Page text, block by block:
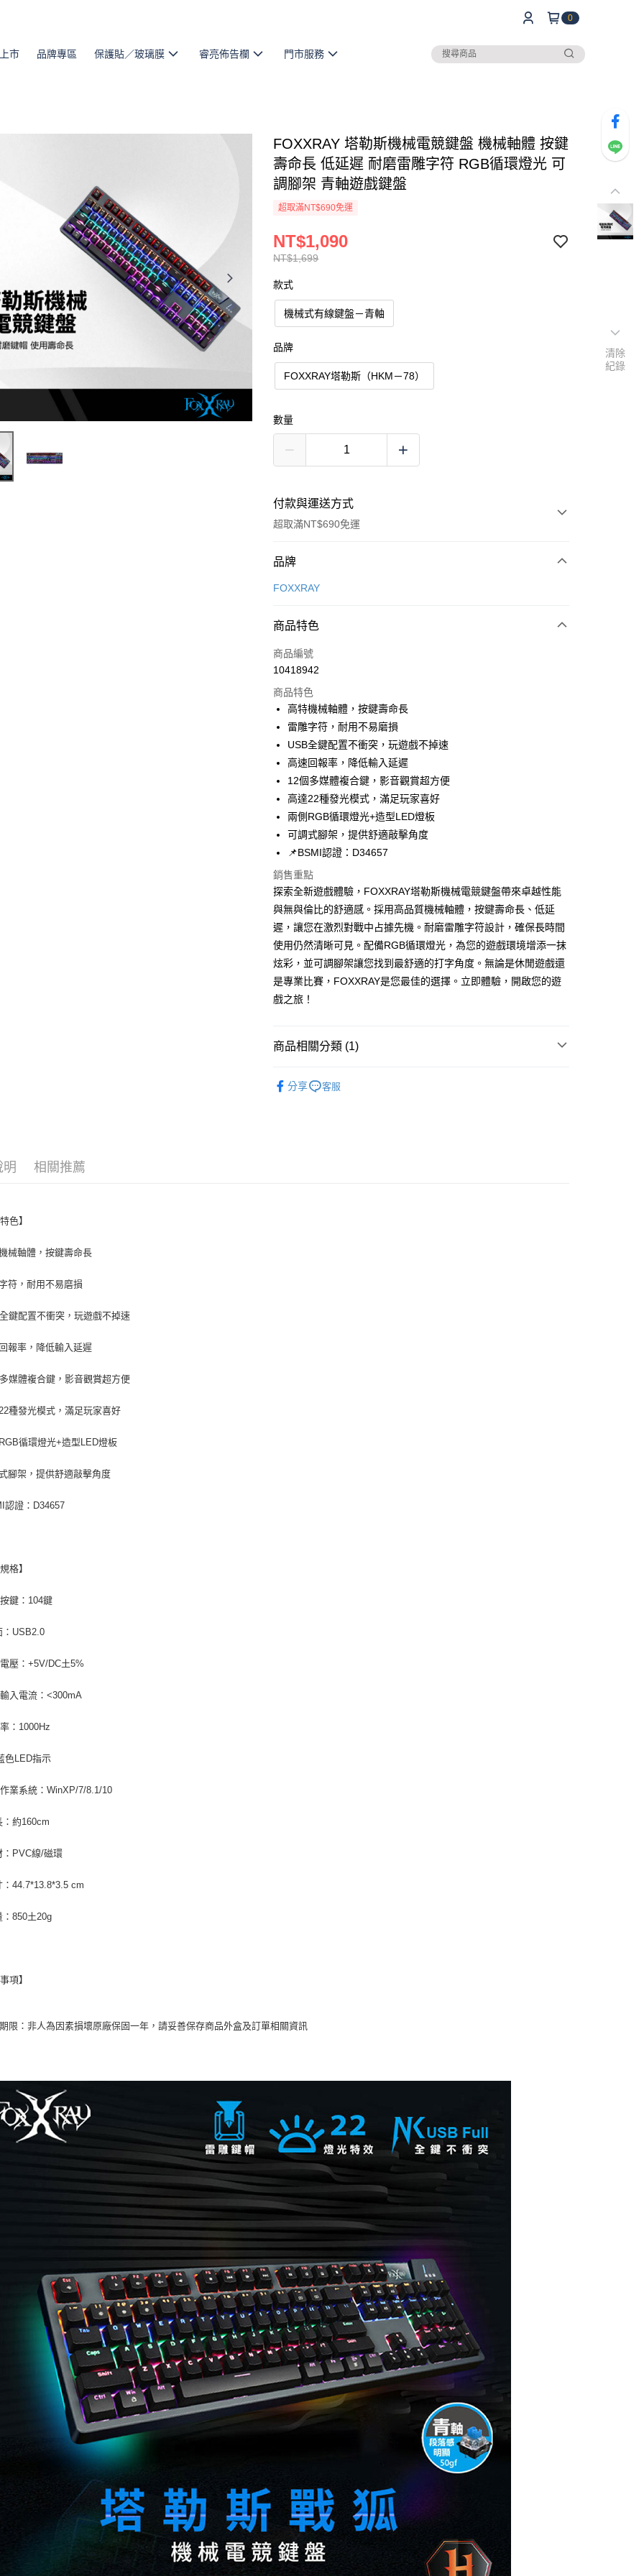
0
市 品牌專區 保護貼／玻璃膜 睿亮佈告欄 門市服務
FOXXRAY 塔勒斯機械電競鍵盤 機械軸體 按鍵
壽命長 低延遲 耐磨雷雕字符 RGB循環燈光 可
調腳架 青軸遊戲鍵盤
超取滿NT$690免運
NT$1,699
NT$1,090
款式
機械式有線鍵盤－青軸
品牌
FOXXRAY塔勒斯（HKM－78）
數量
付款與運送方式
超取滿NT$690免運
付款方式
信用卡一次付款
Apple Pay
街口支付
悠遊付
ATM付款
運送方式
全家取貨付款
每筆NT$65，滿NT$690(含以上)免運費
每筆NT$65，滿NT$690(含以上)免運費
7-11取貨付款
每筆NT$65，滿NT$690(含以上)免運費
付款後7-11取貨
每筆NT$65，滿NT$690(含以上)免運費
宅配
品牌
FOXXRAY
商品特色
商品編號
10418942
商品特色
高特機械軸體，按鍵壽命長
雷雕字符，耐用不易磨損
USB全鍵配置不衝突，玩遊戲不掉速
高速回報率，降低輸入延遲
12個多媒體複合鍵，影音觀賞超方便
高達22種發光模式，滿足玩家喜好
兩側RGB循環燈光+造型LED燈板
可調式腳架，提供舒適敲擊角度
📌BSMI認證：D34657
銷售重點
探索全新遊戲體驗，FOXXRAY塔勒斯機械電競鍵盤帶來卓越性能
與無與倫比的舒適感。採用高品質機械軸體，按鍵壽命長、低延
遲，讓您在激烈對戰中占據先機。耐磨雷雕字符設計，確保長時間
使用仍然清晰可見。配備RGB循環燈光，為您的遊戲環境增添一抹
炫彩，並可調腳架讓您找到最舒適的打字角度。無論是休閒遊戲還
是專業比賽，FOXXRAY是您最佳的選擇。立即體驗，開啟您的遊
戲之旅！
商品相關分類 (1)
分享
客服
明 相關推薦
色】
械軸體，按鍵壽命長
符，耐用不易磨損
鍵配置不衝突，玩遊戲不掉速
報率，降低輸入延遲
媒體複合鍵，影音觀賞超方便
種發光模式，滿足玩家喜好
循環燈光+造型LED燈板
腳架，提供舒適敲擊角度
認證：D34657
格】
按鍵：104鍵
：USB2.0
電壓：+5V/DC土5%
輸入電流：<300mA
：1000Hz
色LED指示
作業系統：WinXP/7/8.1/10
：約160cm
：PVC線/磁環
：44.7*13.8*3.5 cm
：850土20g
項】
限：非人為因素損壞原廠保固一年，請妥善保存商品外盒及訂單相關資訊
清除
紀錄